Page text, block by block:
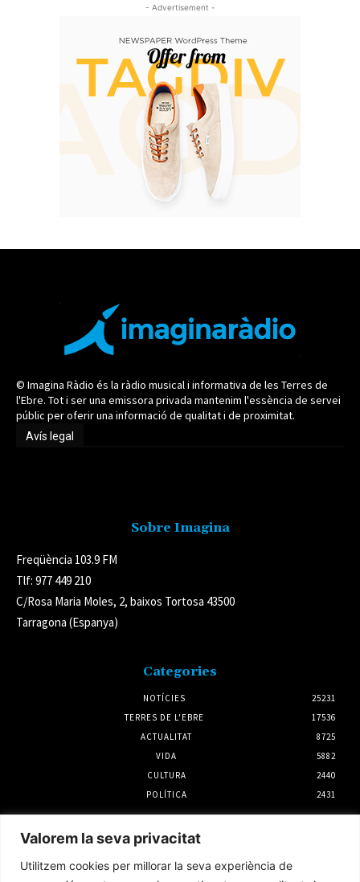
Valorem la seva privacitat
Utilitzem cookies per millorar la seva experiència de
- Advertisement -
© Imagina Ràdio és la ràdio musical i informativa de les Terres de
l'Ebre. Tot i ser una emissora privada mantenim l'essència de servei
públic per oferir una informació de qualitat i de proximitat.
Avís legal
Sobre Imagina
Freqüència 103.9 FM
Tlf: 977 449 210
C/Rosa Maria Moles, 2, baixos Tortosa 43500
Tarragona (Espanya)
Categories
NOTÍCIES
25231
TERRES DE L'EBRE
17536
ACTUALITAT
8725
VIDA
5882
CULTURA
2440
POLÍTICA
2431
SomRuralitats invertirà 3 milions d’euros
per impulsar la repoblació i la silvopastura a